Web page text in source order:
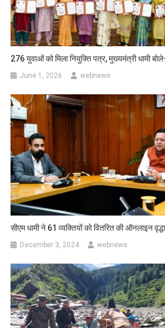
276 युवाओं को मिला नियुक्ति पत्र, मुख्यमंत्री धामी
June 1, 2026 webnews
सीएम धामी ने 61 व्यक्तियों को वितरित की ऑनलाइन
December 3, 2024 webnews